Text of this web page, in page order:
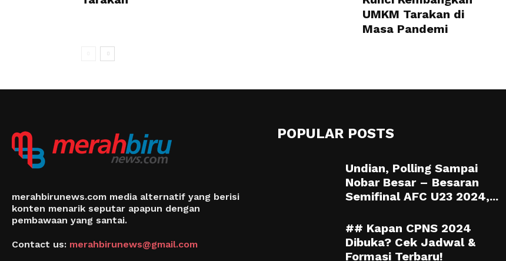
UMKM Tarakan di
Masa Pandemi
merahbirunews.com media alternatif yang berisi
konten menarik seputar apapun dengan
pembawaan yang santai.
Contact us: merahbirunews@gmail.com
POPULAR POSTS
Undian, Polling Sampai
Nobar Besar – Besaran
Semifinal AFC U23 2024,...
## Kapan CPNS 2024
Dibuka? Cek Jadwal &
Formasi Terbaru!